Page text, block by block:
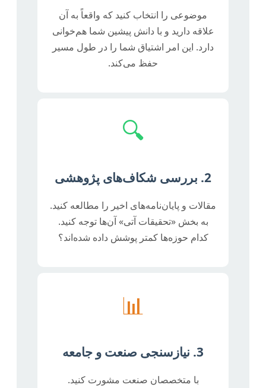
موضوعی را انتخاب کنید که واقعاً به آن
علاقه دارید و با دانش پیشین شما هم‌خوانی
دارد. این امر اشتیاق شما را در طول مسیر
حفظ می‌کند.
🔍
2. بررسی شکاف‌های پژوهشی
مقالات و پایان‌نامه‌های اخیر را مطالعه کنید.
به بخش «تحقیقات آتی» آن‌ها توجه کنید.
کدام حوزه‌ها کمتر پوشش داده شده‌اند؟
📊
3. نیازسنجی صنعت و جامعه
با متخصصان صنعت مشورت کنید.